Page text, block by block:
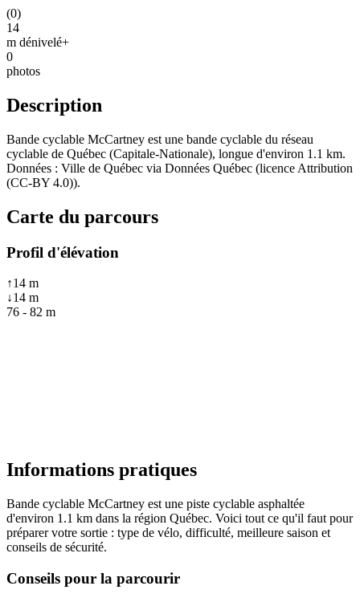
(0)
14
m dénivelé+
0
photos
Description
Bande cyclable McCartney est une bande cyclable du réseau
cyclable de Québec (Capitale-Nationale), longue d'environ 1.1 km.
Données : Ville de Québec via Données Québec (licence Attribution
(CC-BY 4.0)).
Carte du parcours
Profil d'élévation
↑14 m
↓14 m
76 - 82 m
Informations pratiques
Bande cyclable McCartney est une piste cyclable asphaltée
d'environ 1.1 km dans la région Québec. Voici tout ce qu'il faut pour
préparer votre sortie : type de vélo, difficulté, meilleure saison et
conseils de sécurité.
Conseils pour la parcourir